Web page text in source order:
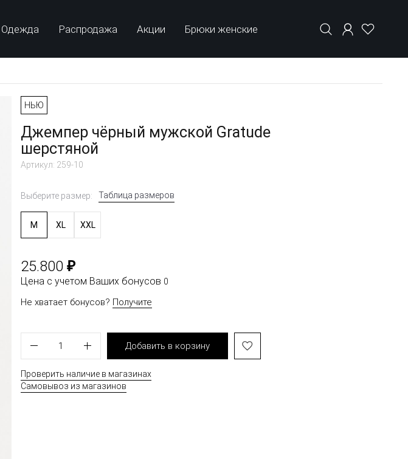
Одежда Распродажа Акции Брюки женские
НЬЮ
Джемпер чёрный мужской Gratude
шерстяной
Артикул: 259-10
Выберите размер: Таблица размеров
M XL XXL
25.800 ₽
Цена с учетом Ваших бонусов 0
Не хватает бонусов? Получите
1 Добавить в корзину
Проверить наличие в магазинах
Самовывоз из магазинов